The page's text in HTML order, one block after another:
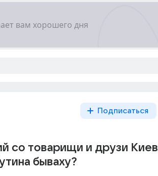
Подписаться
со товарищи и друзи Киев
бываху?